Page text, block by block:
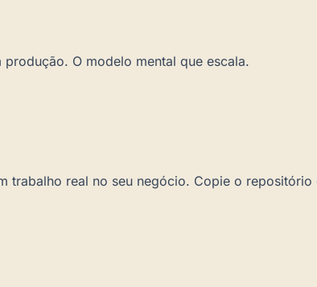
O modelo mental que escala.
trabalho real no seu negócio. Copie o